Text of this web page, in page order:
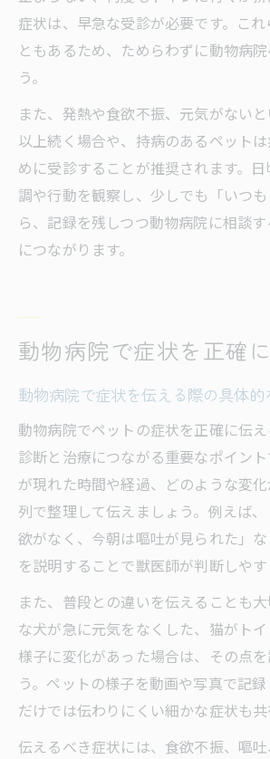
症状は、早急な受診が必要です。こ
ともあるため、ためらわずに動物病
う。
また、発熱や食欲不振、元気がない
以上続く場合や、持病のあるペット
めに受診することが推奨されます。
調や行動を観察し、少しでも「いつ
ら、記録を残しつつ動物病院に相談
につながります。
動物病院で症状を正確
動物病院で症状を伝える際の具体的
動物病院でペットの症状を正確に伝
診断と治療につながる重要なポイン
が現れた時間や経過、どのような変
列で整理して伝えましょう。例えば
欲がなく、今朝は嘔吐が見られた」
を説明することで獣医師が判断しやす
また、普段との違いを伝えることも
な犬が急に元気をなくした、猫がト
様子に変化があった場合は、その点
う。ペットの様子を動画や写真で記
だけでは伝わりにくい細かな症状も共
伝えるべき症状には、食欲不振、嘔